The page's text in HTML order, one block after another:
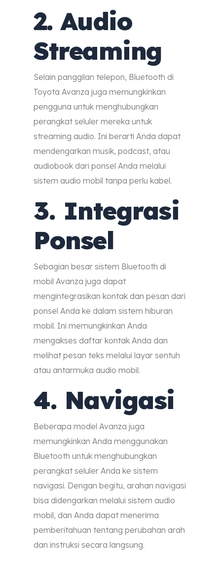
2. Audio
Streaming
Selain panggilan telepon, Bluetooth di
Toyota Avanza juga memungkinkan
pengguna untuk menghubungkan
perangkat seluler mereka untuk
streaming audio. Ini berarti Anda dapat
mendengarkan musik, podcast, atau
audiobook dari ponsel Anda melalui
sistem audio mobil tanpa perlu kabel.
3. Integrasi
Ponsel
Sebagian besar sistem Bluetooth di
mobil Avanza juga dapat
mengintegrasikan kontak dan pesan dari
ponsel Anda ke dalam sistem hiburan
mobil. Ini memungkinkan Anda
mengakses daftar kontak Anda dan
melihat pesan teks melalui layar sentuh
atau antarmuka audio mobil.
4. Navigasi
Beberapa model Avanza juga
memungkinkan Anda menggunakan
Bluetooth untuk menghubungkan
perangkat seluler Anda ke sistem
navigasi. Dengan begitu, arahan navigasi
bisa didengarkan melalui sistem audio
mobil, dan Anda dapat menerima
pemberitahuan tentang perubahan arah
dan instruksi secara langsung.